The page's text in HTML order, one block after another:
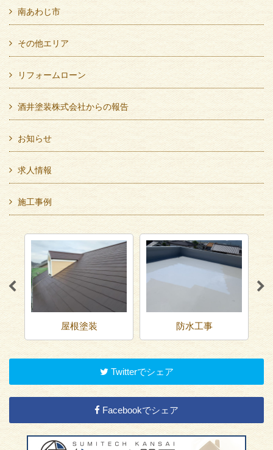
南あわじ市
その他エリア
リフォームローン
酒井塗装株式会社からの報告
お知らせ
求人情報
施工事例
屋根塗装 防水工事
Twitterでシェア
Facebookでシェア